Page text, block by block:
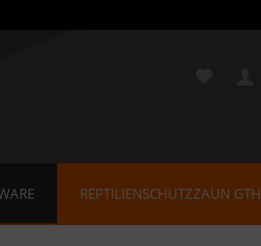
REPTILIENSCHUTZZAUN GTH